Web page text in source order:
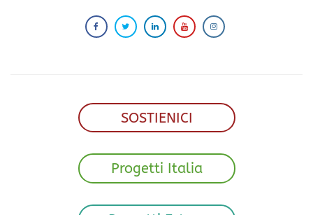
SOSTIENICI
Progetti Italia